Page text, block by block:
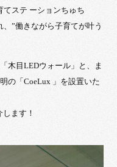
てステ ーションちゅち
”働きながら子育てが叶う
木目LEDウォール」と、ま
の「CoeLux 」を設置いた
ます！